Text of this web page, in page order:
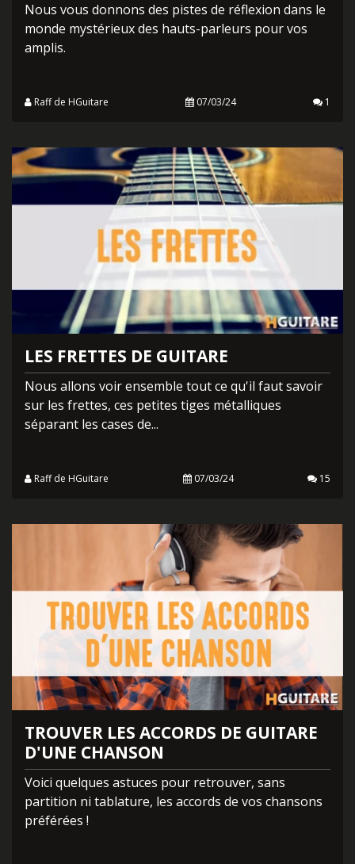
Nous vous donnons des pistes de réflexion dans le
monde mystérieux des hauts-parleurs pour vos
amplis.
Raff de HGuitare 07/03/24 1
LES FRETTES DE GUITARE
Nous allons voir ensemble tout ce qu'il faut savoir
sur les frettes, ces petites tiges métalliques
séparant les cases de...
Raff de HGuitare 07/03/24 15
TROUVER LES ACCORDS DE GUITARE
D'UNE CHANSON
Voici quelques astuces pour retrouver, sans
partition ni tablature, les accords de vos chansons
préférées !